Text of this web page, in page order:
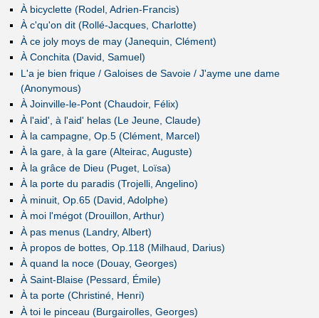
À bicyclette (Rodel, Adrien-Francis)
À c'qu'on dit (Rollé-Jacques, Charlotte)
À ce joly moys de may (Janequin, Clément)
À Conchita (David, Samuel)
L'a je bien frique / Galoises de Savoie / J'ayme une dame
(Anonymous)
À Joinville-le-Pont (Chaudoir, Félix)
À l'aid', à l'aid' helas (Le Jeune, Claude)
À la campagne, Op.5 (Clément, Marcel)
À la gare, à la gare (Alteirac, Auguste)
À la grâce de Dieu (Puget, Loïsa)
À la porte du paradis (Trojelli, Angelino)
À minuit, Op.65 (David, Adolphe)
À moi l'mégot (Drouillon, Arthur)
À pas menus (Landry, Albert)
À propos de bottes, Op.118 (Milhaud, Darius)
À quand la noce (Douay, Georges)
À Saint-Blaise (Pessard, Émile)
À ta porte (Christiné, Henri)
À toi le pinceau (Burgairolles, Georges)